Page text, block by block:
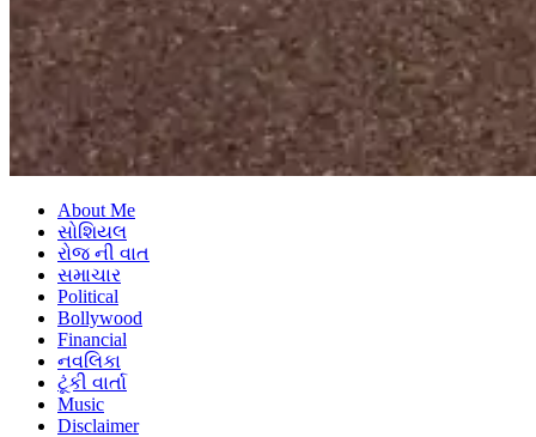
About Me
સોશિયલ
રોજ ની વાત
સમાચાર
Political
Bollywood
Financial
નવલિકા
ટૂંકી વાર્તા
Music
Disclaimer